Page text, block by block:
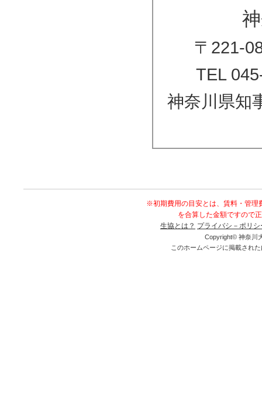
〒221-
TEL
神奈川県知
※初期費用の目安とは、賃料・管理
を合算した金額ですので
生協とは？ プライバシ－ポリシ
Copyright© 神奈川
このホームページに掲載され